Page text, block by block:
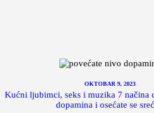
OKTOBAR 9, 2023
Kućni ljubimci, seks i muzika 7 načina
dopamina i osećate se